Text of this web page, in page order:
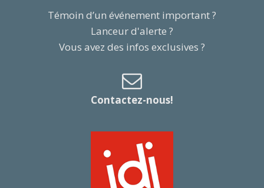
Témoin d’un événement important ?
Lanceur d'alerte ?
Vous avez des infos exclusives ?
Contactez-nous!